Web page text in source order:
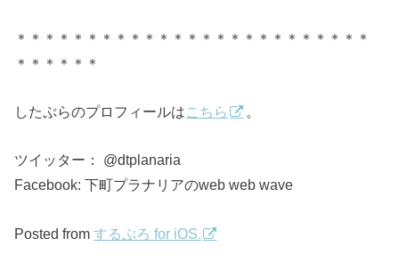
＊＊＊＊＊＊＊＊＊＊＊＊＊＊＊＊＊＊＊＊＊＊＊＊＊
＊＊＊＊＊＊
したぷらのプロフィールはこちら 。
ツイッター： @dtplanaria
Facebook: 下町プラナリアのweb web wave
Posted fromするぷろ for iOS.